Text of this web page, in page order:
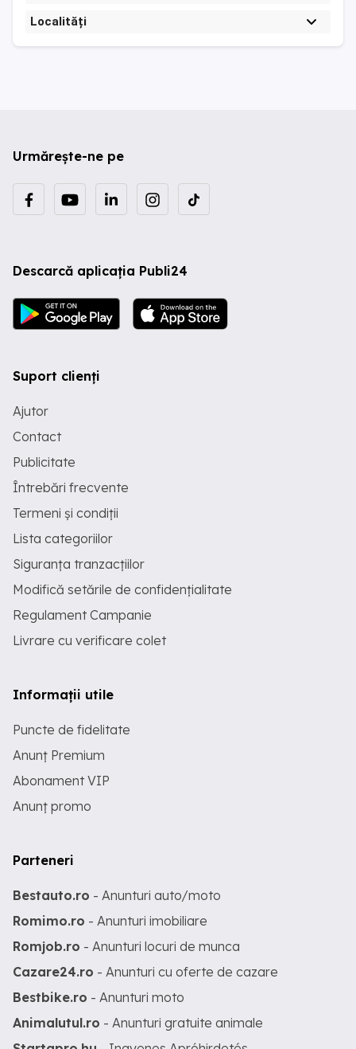
Localități
Urmărește-ne pe
Descarcă aplicația Publi24
Suport clienți
Ajutor
Contact
Publicitate
Întrebări frecvente
Termeni și condiții
Lista categoriilor
Siguranța tranzacțiilor
Modifică setările de confidențialitate
Regulament Campanie
Livrare cu verificare colet
Informații utile
Puncte de fidelitate
Anunț Premium
Abonament VIP
Anunț promo
Parteneri
Bestauto.ro - Anunturi auto/moto
Romimo.ro - Anunturi imobiliare
Romjob.ro - Anunturi locuri de munca
Cazare24.ro - Anunturi cu oferte de cazare
Bestbike.ro - Anunturi moto
Animalutul.ro - Anunturi gratuite animale